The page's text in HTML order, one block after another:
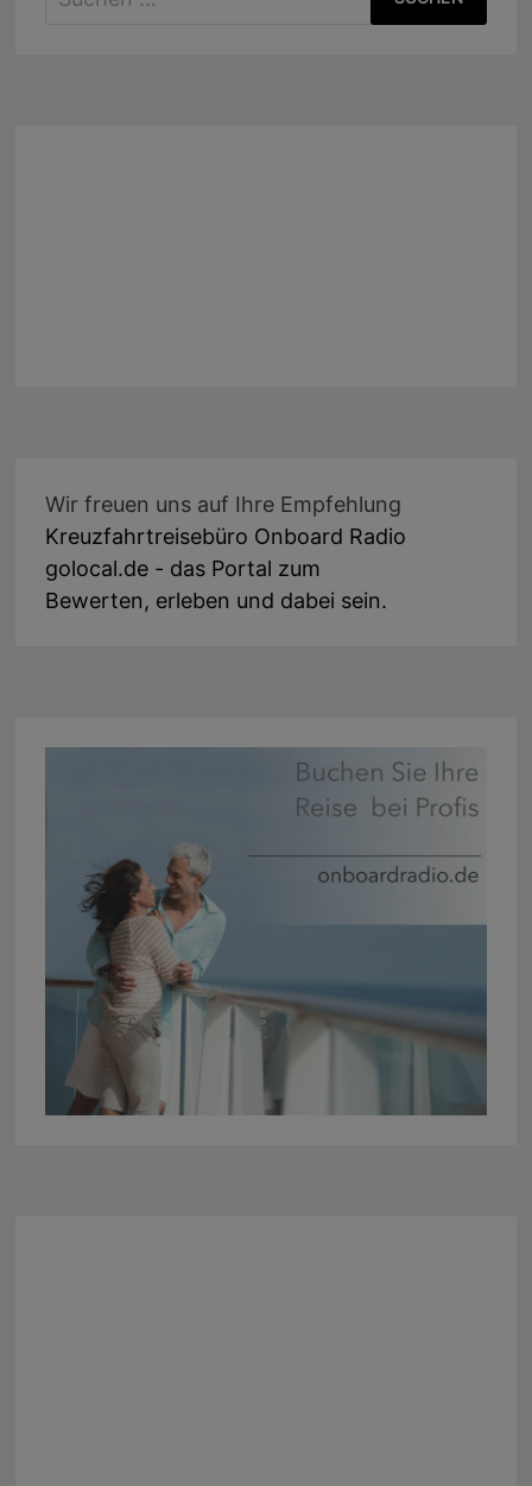
Wir freuen uns auf Ihre Empfehlung
Kreuzfahrtreisebüro Onboard Radio
golocal.de - das Portal zum
Bewerten, erleben und dabei sein.